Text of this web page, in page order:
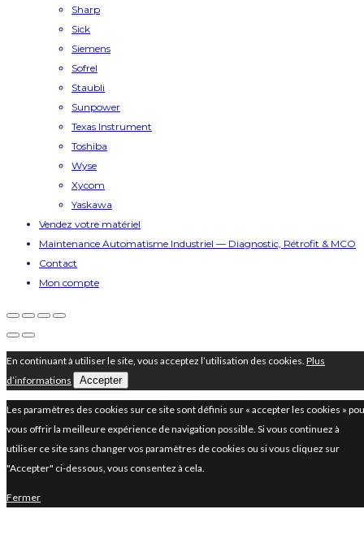
Sharp
Sick
Siemens
Sofrel
Staubli
Sunpower
Texas Instrument
Toshiba
Wyse
Xycom
Yaskawa
Vendez votre matériel
Maintenance Automatisme Industriel — Diagnostic, Rétrofit & MCO
Contact
Mon compte
En continuant à utiliser le site, vous acceptez l’utilisation des cookies. Plus
d’informations
Accepter
Les paramètres des cookies sur ce site sont définis sur « accepter les cookies »
vous offrir la meilleure expérience de navigation possible. Si vous continuez à
utiliser ce site sans changer vos paramètres de cookies ou si vous cliquez sur
"Accepter" ci-dessous, vous consentez à cela.
Fermer